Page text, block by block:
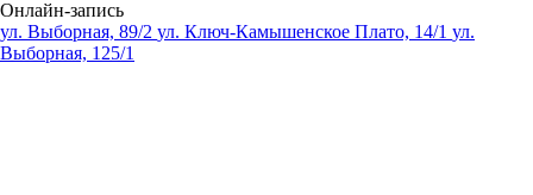
Онлайн-запись
ул. Выборная, 89/2 ул. Ключ-Камышенское Плато, 14/1 ул.
Выборная, 125/1